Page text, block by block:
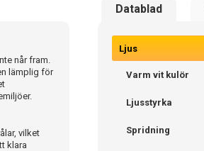
Datablad
når fram.
lämplig för
vilket
klara
Ljus
Varm vit kulör
Ljusstyrka
Spridning